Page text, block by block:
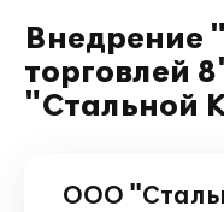
Внедрение
торговлей
"Стальной
ООО